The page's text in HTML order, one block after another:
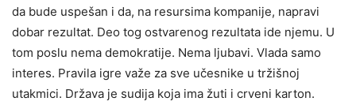
da bude uspešan i da, na resursima kompanije, napravi
dobar rezultat. Deo tog ostvarenog rezultata ide njemu. U
tom poslu nema demokratije. Nema ljubavi. Vlada samo
interes. Pravila igre važe za sve učesnike u tržišnoj
utakmici. Država je sudija koja ima žuti i crveni karton.